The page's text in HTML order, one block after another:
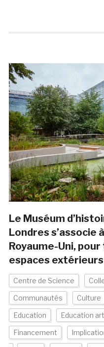
Le Muséum
Londres s’associe
Royaume-Uni,
espaces extérieurs
Centre de Science
Communautés Culture
Education Education
Financement